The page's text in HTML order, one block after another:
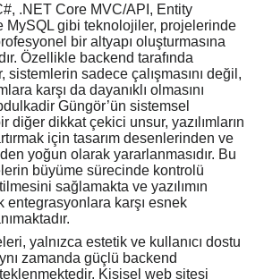
.NET Core MVC/API, Entity
MySQL gibi teknolojiler, projelerinde
bir altyapı oluşturmasına
Özellikle backend tarafında
sadece çalışmasını değil,
karşı da dayanıklı olmasını
Güngör’ün sistemsel
diğer dikkat çekici unsur, yazılımların
için tasarım desenlerinden ve
yoğun olarak yararlanmasıdır. Bu
büyüme sürecinde kontrolü
sağlamakta ve yazılımın
entegrasyonlara karşı esnek
yalnızca estetik ve kullanıcı dostu
zamanda güçlü backend
Kişisel web sitesi